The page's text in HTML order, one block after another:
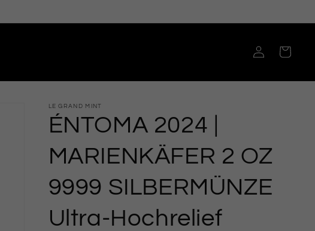
EinloggenWarenkorb
LE GRAND MINT
ÉNTOMA 2024 |
MARIENKÄFER 2 OZ
9999 SILBERMÜNZE
Ultra-Hochrelief